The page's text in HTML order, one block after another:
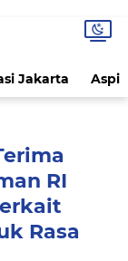
Jakarta
RI
Rasa